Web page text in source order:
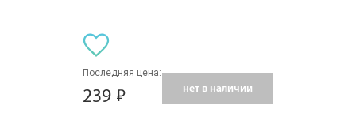
Последняя цена:
239 нет в наличии